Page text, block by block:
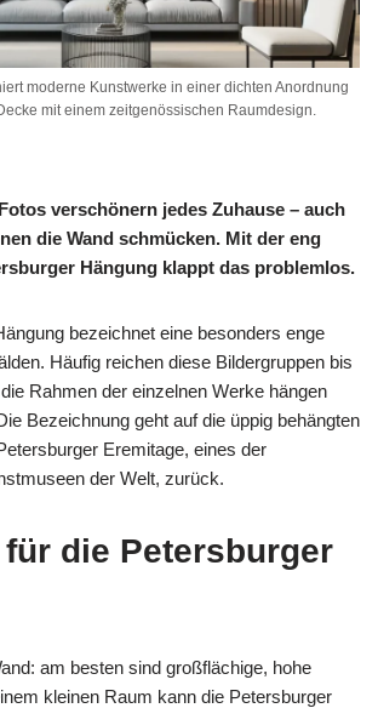
moderne Kunstwerke in einer dichten Anordnung
mit einem zeitgenössischen Raumdesign.
verschönern jedes Zuhause – auch
die Wand schmücken. Mit der eng
Hängung klappt das problemlos.
bezeichnet eine besonders enge
Häufig reichen diese Bildergruppen bis
Rahmen der einzelnen Werke hängen
Bezeichnung geht auf die üppig behängten
Eremitage, eines der
der Welt, zurück.
für die Petersburger
am besten sind großflächige, hohe
kleinen Raum kann die Petersburger